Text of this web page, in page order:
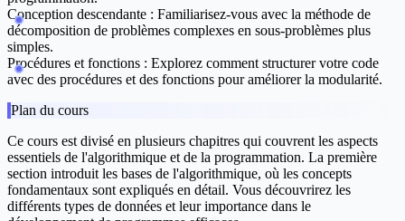
Conception descendante : Familiarisez-vous avec la méthode de
décomposition de problèmes complexes en sous-problèmes plus
simples.
Procédures et fonctions : Explorez comment structurer votre code
avec des procédures et des fonctions pour améliorer la modularité.
Plan du cours
Ce cours est divisé en plusieurs chapitres qui couvrent les aspects
essentiels de l'algorithmique et de la programmation. La première
section introduit les bases de l'algorithmique, où les concepts
fondamentaux sont expliqués en détail. Vous découvrirez les
différents types de données et leur importance dans le